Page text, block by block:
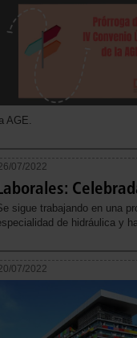
la AGE.
07/2022
sigue trabajando en una
de hidráulica y
07/2022